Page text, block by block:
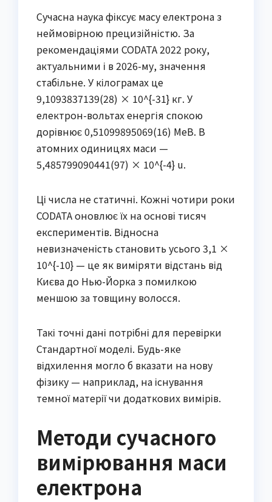
Сучасна наука фіксує масу електрона з
неймовірною прецизійністю. За
рекомендаціями CODATA 2022 року,
актуальними і в 2026-му, значення
стабільне. У кілограмах це
9,1093837139(28) × 10^{-31} кг. У
електрон-вольтах енергія спокою
дорівнює 0,51099895069(16) МеВ. В
атомних одиницях маси —
5,485799090441(97) × 10^{-4} u.
Ці числа не статичні. Кожні чотири роки
CODATA оновлює їх на основі тисяч
експериментів. Відносна
невизначеність становить усього 3,1 ×
10^{-10} — це як виміряти відстань від
Києва до Нью-Йорка з помилкою
меншою за товщину волосся.
Такі точні дані потрібні для перевірки
Стандартної моделі. Будь-яке
відхилення могло б вказати на нову
фізику — наприклад, на існування
темної матерії чи додаткових вимірів.
Методи сучасного
вимірювання маси
електрона